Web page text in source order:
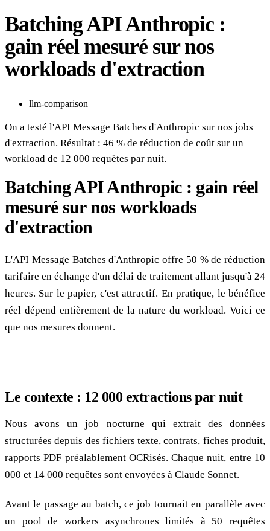
Batching API Anthropic :
gain réel mesuré sur nos
workloads d'extraction
llm-comparison
On a testé l'API Message Batches d'Anthropic sur nos jobs
d'extraction. Résultat : 46 % de réduction de coût sur un
workload de 12 000 requêtes par nuit.
Batching API Anthropic : gain réel
mesuré sur nos workloads
d'extraction
L'API Message Batches d'Anthropic offre 50 % de réduction
tarifaire en échange d'un délai de traitement allant jusqu'à 24
heures. Sur le papier, c'est attractif. En pratique, le bénéfice
réel dépend entièrement de la nature du workload. Voici ce
que nos mesures donnent.
Le contexte : 12 000 extractions par nuit
Nous avons un job nocturne qui extrait des données
structurées depuis des fichiers texte, contrats, fiches produit,
rapports PDF préalablement OCRisés. Chaque nuit, entre 10
000 et 14 000 requêtes sont envoyées à Claude Sonnet.
Avant le passage au batch, ce job tournait en parallèle avec
un pool de workers asynchrones limités à 50 requêtes